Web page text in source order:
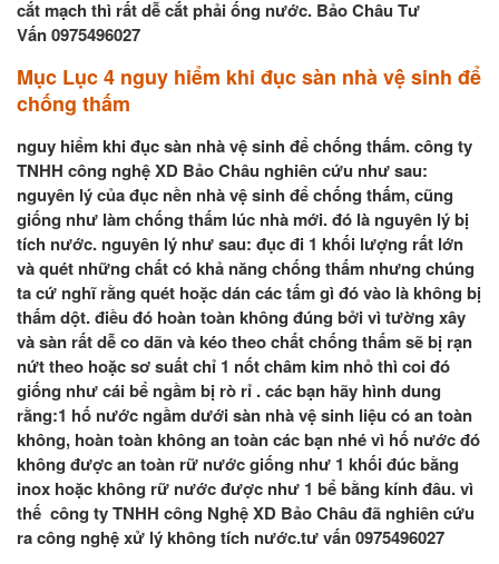
cắt mạch thì rất dễ cắt phải ống nước. Bảo Châu Tư
Vấn 0975496027
Mục Lục 4 nguy hiểm khi đục sàn nhà vệ sinh để
chống thấm
nguy hiểm khi đục sàn nhà vệ sinh để chống thấm. công ty
TNHH công nghệ XD Bảo Châu nghiên cứu như sau:
nguyên lý của đục nền nhà vệ sinh để chống thấm, cũng
giống như làm chống thấm lúc nhà mới. đó là nguyên lý bị
tích nước. nguyên lý như sau: đục đi 1 khối lượng rất lớn
và quét những chất có khả năng chống thấm nhưng chúng
ta cứ nghĩ rằng quét hoặc dán các tấm gì đó vào là không bị
thấm dột. điều đó hoàn toàn không đúng bởi vì tường xây
và sàn rất dễ co dãn và kéo theo chất chống thấm sẽ bị rạn
nứt theo hoặc sơ suất chỉ 1 nốt châm kim nhỏ thì coi đó
giống như cái bể ngầm bị rò rỉ . các bạn hãy hình dung
rằng:1 hố nước ngầm dưới sàn nhà vệ sinh liệu có an toàn
không, hoàn toàn không an toàn các bạn nhé vì hố nước đó
không được an toàn rữ nước giống như 1 khối đúc bằng
inox hoặc không rữ nước được như 1 bể bằng kính đâu. vì
thế công ty TNHH công Nghệ XD Bảo Châu đã nghiên cứu
ra công nghệ xử lý không tích nước.tư vấn 0975496027